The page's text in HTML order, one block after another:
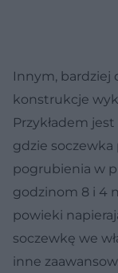
Innym, bardziej
konstrukcje
Przykładem
gdzie
pogrubienia w
godzinom 8 i 4
powieki
soczewkę we
inne